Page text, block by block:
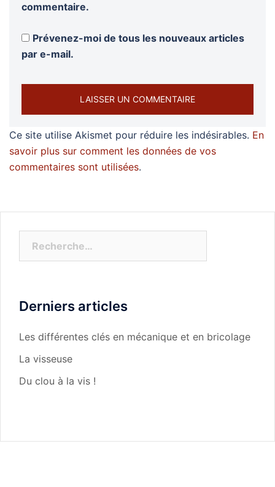
commentaire.
Prévenez-moi de tous les nouveaux articles
par e-mail.
Ce site utilise Akismet pour réduire les indésirables. En
savoir plus sur comment les données de vos
commentaires sont utilisées.
Derniers articles
Les différentes clés en mécanique et en bricolage
La visseuse
Du clou à la vis !